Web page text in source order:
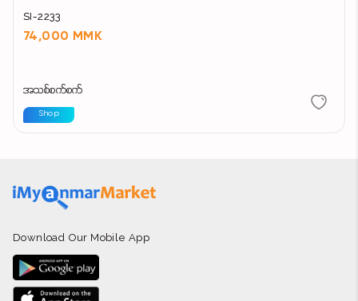
SI-2233
74,000 MMK
အသစ်စက်စက်
Shop
Download Our Mobile App